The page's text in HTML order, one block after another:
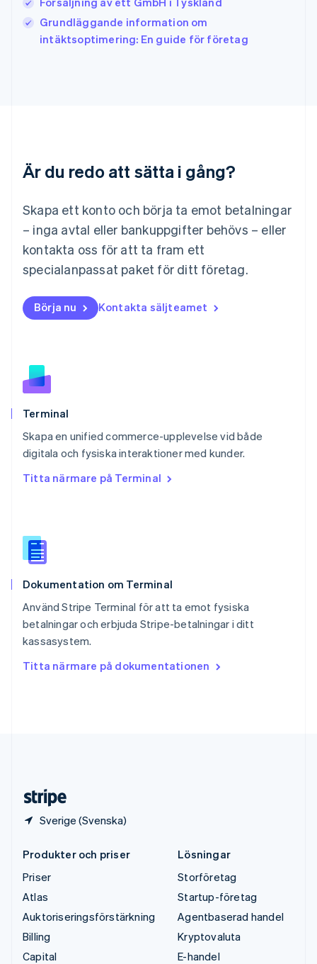
Grundläggande information om
intäktsoptimering: En guide för företag
Är du redo att sätta i gång?
Skapa ett konto och börja ta emot betalningar
– inga avtal eller bankuppgifter behövs – eller
kontakta oss för att ta fram ett
specialanpassat paket för ditt företag.
Börja nu Kontakta säljteamet
Terminal
Skapa en unified commerce-upplevelse vid både
digitala och fysiska interaktioner med kunder.
Titta närmare på Terminal
Dokumentation om Terminal
Använd Stripe Terminal för att ta emot fysiska
betalningar och erbjuda Stripe-betalningar i ditt
kassasystem.
Titta närmare på dokumentationen
Sverige (Svenska)
EnglishFrançais
Kroatien
EnglishItaliano
Malaysia
English
Mexiko
Nederländerna
NederlandsEnglish
English
Nya Zeeland
Portugal
Português
Rumänien
English
DeutschFrançaisItalianoEnglish
Singapore
Slovakien
Spanien
Español
English
Sverige
English
Thailand
ไทยEnglish
English
Produkter och priser
Priser
Atlas
Auktoriseringsförstärkning
Billing
Capital
Lösningar
Storföretag
Startup-företag
Agentbaserad handel
Kryptovaluta
E-handel